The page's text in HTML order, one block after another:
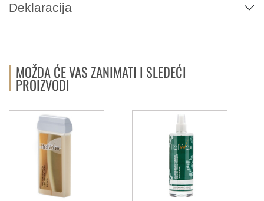
Deklaracija
MOŽDA ĆE VAS ZANIMATI I SLEDEĆI
PROIZVODI